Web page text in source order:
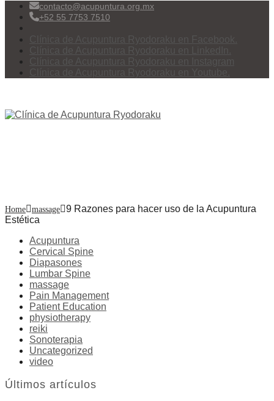
contacto@acupuntura.org.mx
+52 55 7753 7510
Clínica de Acupuntura Ryodoraku en Facebook.
Clínica de Acupuntura Ryodoraku en LinkedIn.
Clínica de Acupuntura Ryodoraku en Instagram
Clínica de Acupuntura Ryodoraku en Youtube.
Home massage
9 Razones para hacer uso de la Acupuntura
Estética
Acupuntura
Cervical Spine
Diapasones
Lumbar Spine
massage
Pain Management
Patient Education
physiotherapy
reiki
Sonoterapia
Uncategorized
video
Últimos artículos